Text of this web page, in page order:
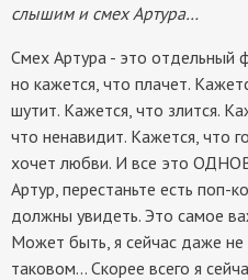
слышим и смех Артура…
Смех Артура - это отдельный
но кажется, что плачет.
шутит. Кажется, что злится.
что ненавидит. Кажется, что
хочет любви. И все это
Артур, перестаньте есть поп-
должны увидеть. Это самое
Может быть, я сейчас даже не
таковом... Скорее всего я